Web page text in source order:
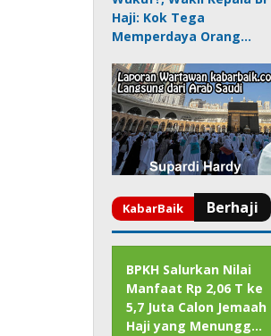
Haji: Kok Tega
Memperdaya Orang…
BPKH Salurkan Nilai
Manfaat Rp 2,06 T ke
5,7 Juta Calon Jemaah
Haji yang Menungg…